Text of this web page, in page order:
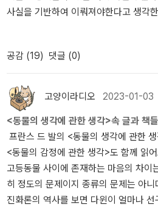
스토리에>가 재밌어서 후순위로 조금
까지 합치니 20권이나 되네~~ 생각나
이 정도로 정리해도 좋을 듯싶다. 작년
만족한다. (끝)
사실을 기반하여 이뤄져야한다고 생각
고 할 수 있는 데즈먼드 모리스의 <털
다. 읽어보고 싶다. 평소에 그들 사이에
어디로 갔는지 눈을 씻고 봐도 찾기 어
쇼펜하우어가 서로간에, 그리고 아리
마스 아퀴나스와 화기애애하게 동의할
여성에 관한 견해만큼은 놀랍도록 서로
해는 과거 철학자들 사이에 놀랍도록
원은 입을 쩍 벌리고 웃는 얼굴 표정을
슷한 소리를 내는데, 이것은 자신의 의
다. 이것은 혼란을 피하기 위해 필수적
럼 보일 때가 많기 때문이다. 만약 어린
공감 (19) 댓글 (0)
고양이라디오 2023-01-03
<동물의 생각에 관한 생각>속 글과 책들
프란스 드 발의 <동물의 생각에 관한
<동물의 감정에 관한 생각>도 함께 읽
고등동물 사이에 존재하는 마음의 차이
히 정도의 문제이지 종류의 문제는 아
진화론의 역사를 보면 다윈이 얼마나 선